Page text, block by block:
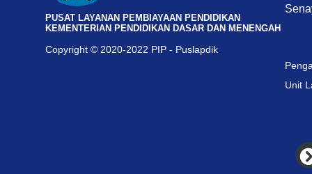
PUSAT LAYANAN PEMBIAYAAN PENDIDIKAN
KEMENTERIAN PENDIDIKAN DASAR DAN MENENGAH
Copyright © 2020-2022 PIP - Puslapdik
Unit